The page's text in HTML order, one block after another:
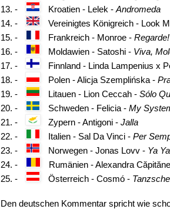
13. -
Kroatien - Lelek -Andromeda
14. -
Vereinigtes Königreich - Look
15. -
Frankreich - Monroe -Regarde!
16. -
Moldawien - Satoshi - Viva,
17. -
Finnland - Linda Lampenius x
18. -
Polen - Alicja Szemplińska -
19. -
Litauen - Lion Ceccah -Sólo
20. -
Schweden - Felicia -My
21. -
Zypern - Antigoni -Jalla
22. -
Italien - Sal Da Vinci -Per
23. -
Norwegen - Jonas Lovv - Ya
24. -
Rumänien - Alexandra
25. -
Österreich - Cosmó -
Den deutschen Kommentar spricht wie